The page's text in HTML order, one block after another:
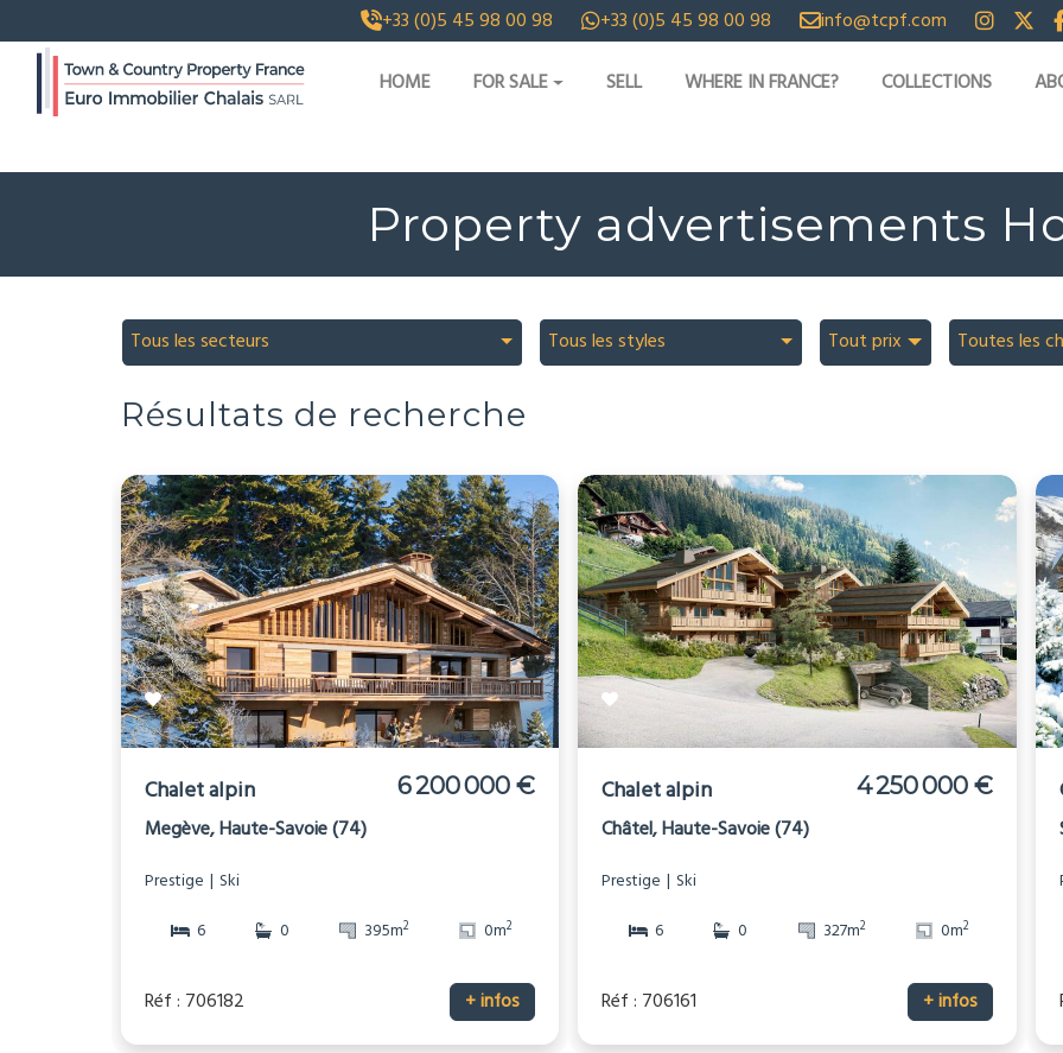
+33 (0)5 45 98 00 98 +33 (0)5 45 98 00 98 info@tcpf.com
HOME FOR SALE SELL WHERE IN FRANCE? COLLECTIONS
Property advertisements
Tous les secteurs Tous les styles Tout prix Toutes les
Résultats de recherche
Chalet alpin 6 200 000 €
Megève, Haute-Savoie (74)
Prestige
Ski
6
0 395m2 0m2
Réf : 706182 + infos
Chalet alpin 4 250 000 €
Châtel, Haute-Savoie (74)
Prestige
Ski
6
0 327m2 0m2
Réf : 706161 + infos